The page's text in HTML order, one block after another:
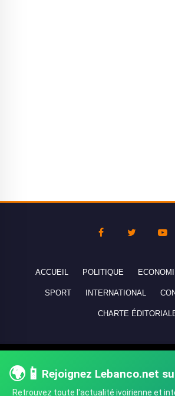
🌍📱 Rejoignez Lebanco.net
Retrouvez toute l'actualité ivoirienne et
ACCUEIL POLITIQUE
SPORT INTERNATIONAL
CHARTE
réservés - All rights